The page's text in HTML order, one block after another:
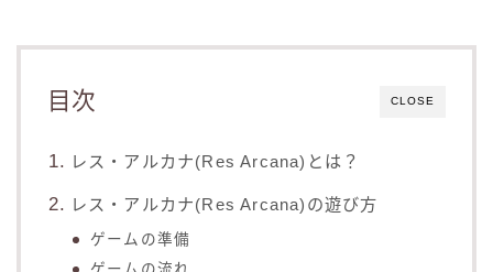
CLOSE
目次
レス・アルカナ(Res Arcana)とは？
レス・アルカナ(Res Arcana)の遊び方
ゲームの準備